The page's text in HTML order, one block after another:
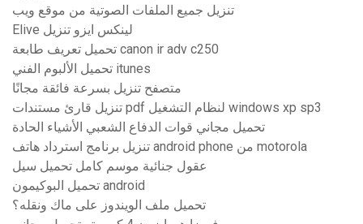
تنزيل جميع الملفات الصوتية من موقع ويب
Elive لينكس ايزو تنزيل
تحميل تعريف طابعة canon ir adv c250
تحميل الألبوم الفني itunes
متصفح تنزيل بسرعة فائقة مجانًا
تنزيل قارئ مستندات pdf لنظام التشغيل windows xp sp3
تحميل مجاني قوات الدفاع الشعبي الأشياء الحادة
تنزيل برنامج استرداد هاتف android phone من motorola
عقول جنائية موسم كامل تحميل سيل
تحميل البوكيمون android
تحميل ملف الويندوز على ماك ونقله؟